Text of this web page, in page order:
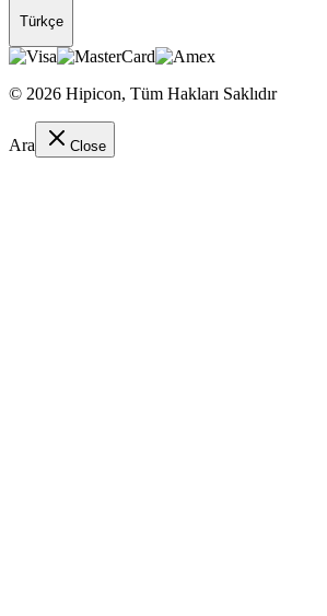
Türkçe
© 2026 Hipicon, Tüm Hakları Saklıdır
Ara Close